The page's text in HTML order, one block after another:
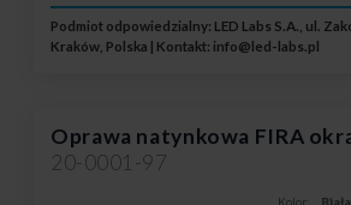
Podmiot odpowiedzialny: LED Labs S.A., ul.
Kraków, Polska | Kontakt: info@led-labs.pl
Oprawa natynkowa FIRA
20-0001-97
Kolor:
Biała